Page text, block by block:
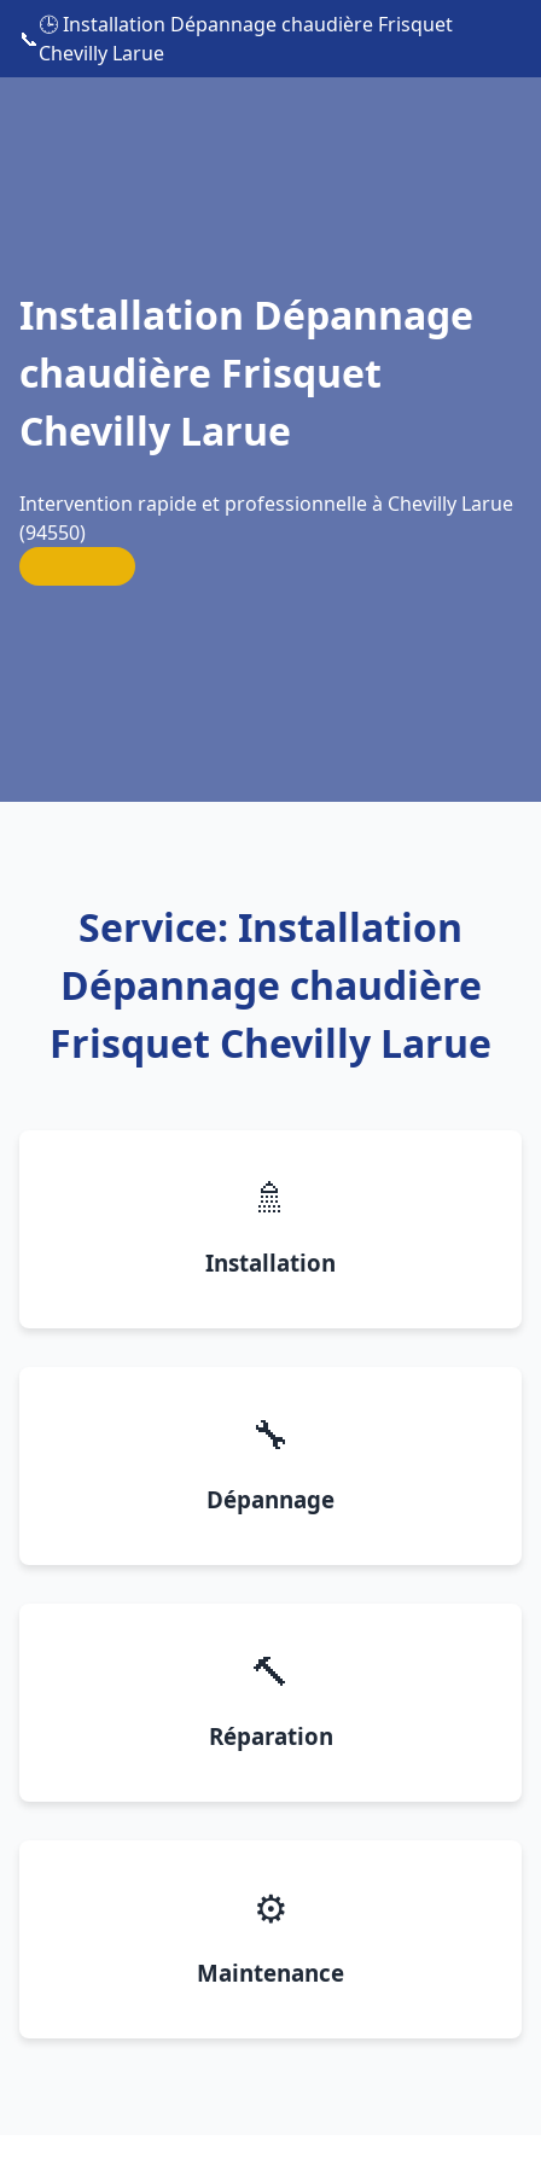
📞
🕒 Installation Dépannage chaudière Frisquet
Chevilly Larue
Installation Dépannage
chaudière Frisquet
Chevilly Larue
Intervention rapide et professionnelle à Chevilly Larue
(94550)
Service: Installation
Dépannage chaudière
Frisquet Chevilly Larue
🚿
Installation
🔧
Dépannage
🔨
Réparation
⚙️
Maintenance